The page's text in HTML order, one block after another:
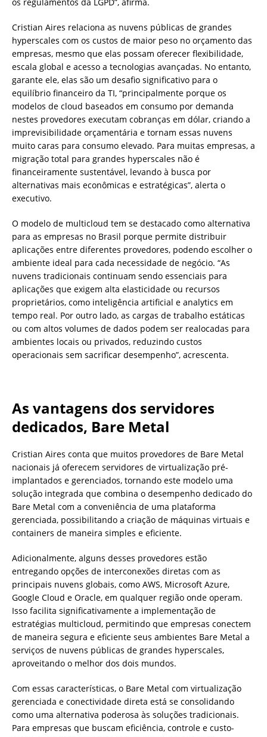
Cristian Aires relaciona as nuvens públicas de grandes
hyperscales com os custos de maior peso no orçamento das
empresas, mesmo que elas possam oferecer flexibilidade,
escala global e acesso a tecnologias avançadas. No entanto,
garante ele, elas são um desafio significativo para o
equilíbrio financeiro da TI, “principalmente porque os
modelos de cloud baseados em consumo por demanda
nestes provedores executam cobranças em dólar, criando a
imprevisibilidade orçamentária e tornam essas nuvens
muito caras para consumo elevado. Para muitas empresas, a
migração total para grandes hyperscales não é
financeiramente sustentável, levando à busca por
alternativas mais econômicas e estratégicas”, alerta o
executivo.
O modelo de multicloud tem se destacado como alternativa
para as empresas no Brasil porque permite distribuir
aplicações entre diferentes provedores, podendo escolher o
ambiente ideal para cada necessidade de negócio. “As
nuvens tradicionais continuam sendo essenciais para
aplicações que exigem alta elasticidade ou recursos
proprietários, como inteligência artificial e analytics em
tempo real. Por outro lado, as cargas de trabalho estáticas
ou com altos volumes de dados podem ser realocadas para
ambientes locais ou privados, reduzindo custos
operacionais sem sacrificar desempenho”, acrescenta.
As vantagens dos servidores
dedicados, Bare Metal
Cristian Aires conta que muitos provedores de Bare Metal
nacionais já oferecem servidores de virtualização pré-
implantados e gerenciados, tornando este modelo uma
solução integrada que combina o desempenho dedicado do
Bare Metal com a conveniência de uma plataforma
gerenciada, possibilitando a criação de máquinas virtuais e
containers de maneira simples e eficiente.
Adicionalmente, alguns desses provedores estão
entregando opções de interconexões diretas com as
principais nuvens globais, como AWS, Microsoft Azure,
Google Cloud e Oracle, em qualquer região onde operam.
Isso facilita significativamente a implementação de
estratégias multicloud, permitindo que empresas conectem
de maneira segura e eficiente seus ambientes Bare Metal a
serviços de nuvens públicas de grandes hyperscales,
aproveitando o melhor dos dois mundos.
Com essas características, o Bare Metal com virtualização
gerenciada e conectividade direta está se consolidando
como uma alternativa poderosa às soluções tradicionais.
Para empresas que buscam eficiência, controle e custo-